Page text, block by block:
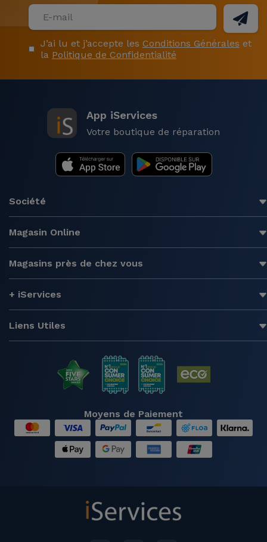
J’ai lu et j’accepte les Conditions Générales et
la Politique de Confidentialité
App iServices
Votre boutique de réparation
Société
Magasin Online
Magasins près de chez vous
+ iServices
Liens Utiles
Moyens de Paiement